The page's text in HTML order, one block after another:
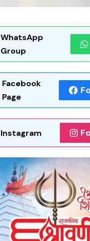
WhatsApp
Group
Facebook
Page
Instagram